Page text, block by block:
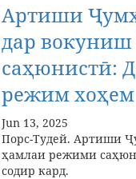
Артиши
дар
саҳюнистӣ:
режим хоҳем
Jun 13, 2025
Порс-Тудей. Артиши
ҳамлаи режими
содир кард.